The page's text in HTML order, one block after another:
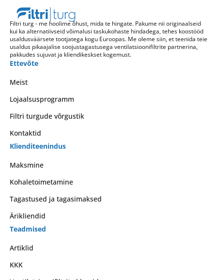
Filtri turg - me hoolime õhust, mida te hingate. Pakume nii originaalseid
kui ka alternatiivseid võimalusi taskukohaste hindadega, tehes koostööd
usaldusväärsete tootjatega kogu Euroopas. Me oleme siin, et teenida teie
usaldus pikaajalise soojustagastusega ventilatsioonifiltrite partnerina,
pakkudes sujuvat ja kliendikeskset kogemust.
Ettevõte
Meist
Lojaalsusprogramm
Filtri turgude võrgustik
Kontaktid
Klienditeenindus
Maksmine
Kohaletoimetamine
Tagastused ja tagasimaksed
Ärikliendid
Teadmised
Artiklid
KKK